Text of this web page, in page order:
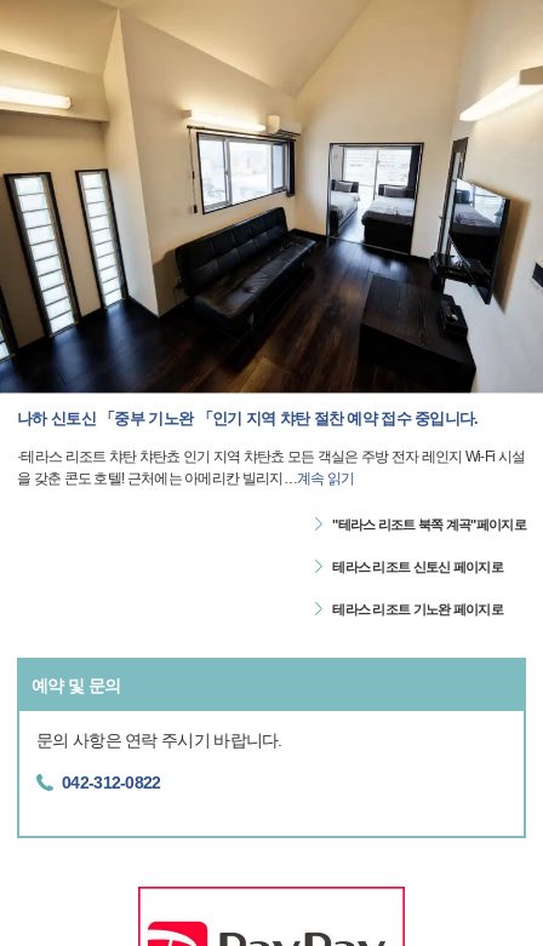
나하 신토신 「중부 기노완 「인기 지역 챠탄 절찬 예약 접수 중입니다.
·테라스 리조트 챠탄 챠탄쵸 인기 지역 챠탄쵸 모든 객실은 주방 전자 레인지 Wi-Fi 시설
을 갖춘 콘도 호텔! 근처에는 아메리칸 빌리지 …계속 읽기
"테라스 리조트 북쪽 계곡"페이지로
테라스 리조트 신토신 페이지로
테라스 리조트 기노완 페이지로
예약 및 문의
문의 사항은 연락 주시기 바랍니다.
042-312-0822